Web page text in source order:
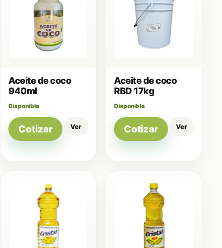
Aceite de coco
940ml
Disponible
Cotizar Ver
Aceite de coco
RBD 17kg
Disponible
Cotizar Ver